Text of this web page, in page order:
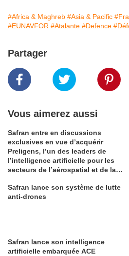
#Africa & Maghreb #Asia & Pacific
#EUNAVFOR #Atalante #Defence
Partager
Vous aimerez aussi
Safran entre en discussions
exclusives en vue d’acquérir
Preligens, l’un des leaders de
l’intelligence artificielle pour les
secteurs de l’aérospatial et de la
Safran lance son système de lutte
anti-drones
Safran lance son intelligence
artificielle embarquée ACE